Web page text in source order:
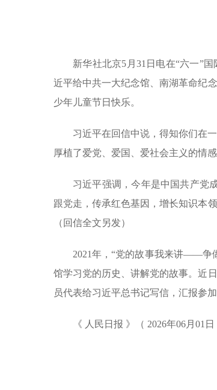
新华社北京5月31日电在“六一”
近平给中共一大纪念馆、南湖革命纪
少年儿童节日快乐。
习近平在回信中说，得知你们在
厚植了爱党、爱国、爱社会主义的情
习近平强调，今年是中国共产党
跟党走，传承红色基因，增长知识本
（回信全文另发）
2021年，“党的故事我来讲——争
馆学习党的历史、讲解党的故事。近
员代表给习近平总书记写信，汇报参
《 人民日报 》（ 2026年06月01日